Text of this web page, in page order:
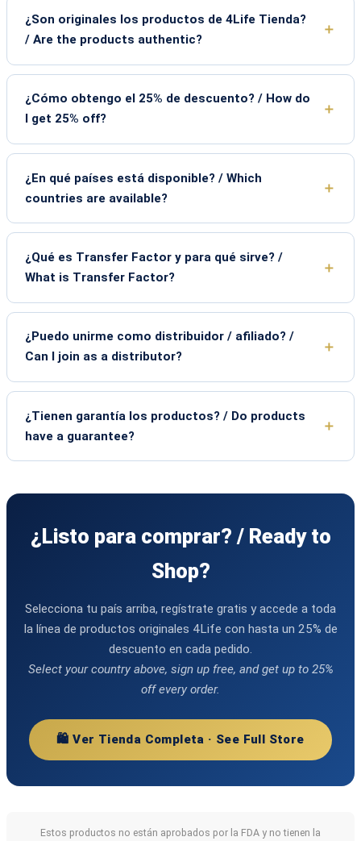
¿Son originales los productos de 4Life Tienda?
/ Are the products authentic?
¿Cómo obtengo el 25% de descuento? / How do
I get 25% off?
¿En qué países está disponible? / Which
countries are available?
¿Qué es Transfer Factor y para qué sirve? /
What is Transfer Factor?
¿Puedo unirme como distribuidor / afiliado? /
Can I join as a distributor?
¿Tienen garantía los productos? / Do products
have a guarantee?
¿Listo para comprar? / Ready to
Shop?
Selecciona tu país arriba, regístrate gratis y accede a toda
la línea de productos originales 4Life con hasta un 25% de
descuento en cada pedido.
Select your country above, sign up free, and get up to 25%
off every order.
🛍️ Ver Tienda Completa · See Full Store
Estos productos no están aprobados por la FDA y no tienen la